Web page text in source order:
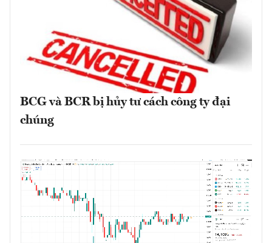
BCG và BCR bị hủy tư cách công ty đại
chúng